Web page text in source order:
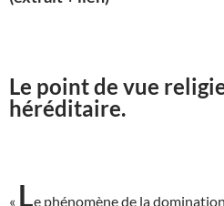
Le point de vue
héréditaire.
« Le phénomène de la